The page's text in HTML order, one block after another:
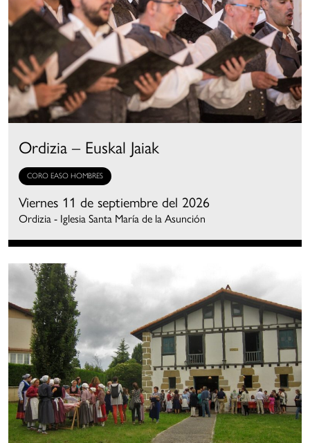
Ordizia – Euskal Jaiak
CORO EASO HOMBRES
Viernes 11 de septiembre del 2026
Ordizia - Iglesia Santa María de la Asunción